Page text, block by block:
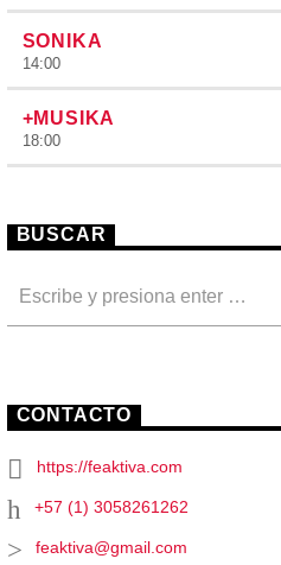
SONIKA
14:00
+MUSIKA
18:00
BUSCAR
CONTACTO
https://feaktiva.com
+57 (1) 3058261262
feaktiva@gmail.com